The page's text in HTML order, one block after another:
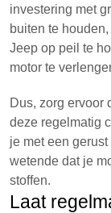
investering met
buiten te
Jeep op peil te
motor te
Dus, zorg ervoor
deze regelmatig
je met een
wetende dat je
stoffen.
Laat